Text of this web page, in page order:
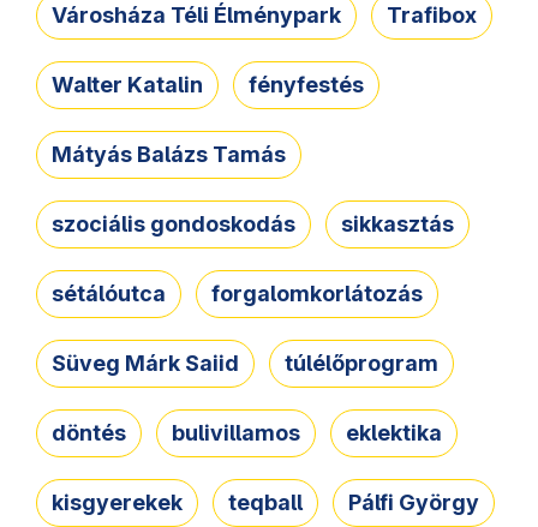
Városháza Téli Élménypark Trafibox
Walter Katalin fényfestés
Mátyás Balázs Tamás
szociális gondoskodás sikkasztás
sétálóutca forgalomkorlátozás
Süveg Márk Saiid túlélőprogram
döntés bulivillamos eklektika
kisgyerekek teqball Pálfi György